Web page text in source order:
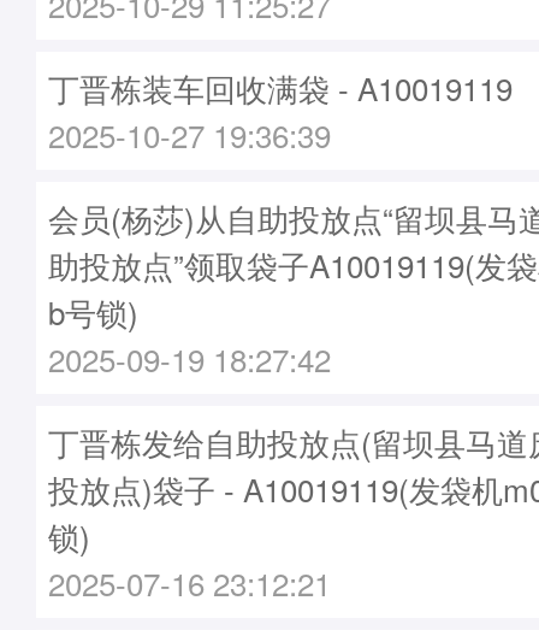
丁晋栋装车回收满袋 - A10019119
2025-10-27 19:36:39
会员(杨莎)从自助投放点“留坝县马
助投放点”领取袋子A10019119(发
b号锁)
2025-09-19 18:27:42
丁晋栋发给自助投放点(留坝县马
投放点)袋子 - A10019119(发袋机
锁)
2025-07-16 23:12:21